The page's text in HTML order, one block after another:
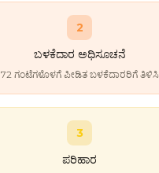
2
ಬಳಕೆದಾರ ಅಧಿಸೂಚನೆ
72 ಗಂಟೆಗಳೊಳಗೆ ಪೀಡಿತ ಬಳಕೆದಾರರಿಗೆ ತಿಳಿಸಿ
3
ಪರಿಹಾರ